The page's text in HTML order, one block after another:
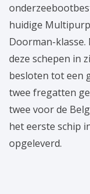
huidige
Doorman-klasse.
deze schepen in
besloten tot een
twee fregatten
twee voor de
het eerste schip
opgeleverd.